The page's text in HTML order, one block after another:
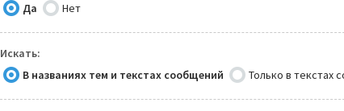
Да
Нет
Искать:
В названиях тем и текстах сообщений
Только в текстах